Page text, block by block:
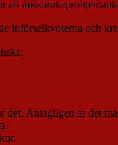
att
införselkvoterna och
Antagligen är det